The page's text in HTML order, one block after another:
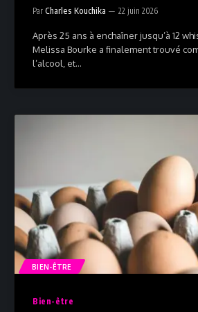
Par Charles Kouchika 22 juin 2026
Après 25 ans à enchaîner jusqu’à 12
Melissa Bourke a finalement trouvé
l’alcool, et…
BIEN-ÊTRE
Bien-être